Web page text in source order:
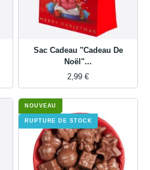
Sac Cadeau "Cadeau De
Noël"...
2,99 €
NOUVEAU
RUPTURE DE STOCK